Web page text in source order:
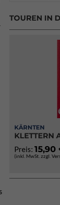
TOUREN IN
KÄRNTEN
KLETTERN
Preis: 15,90
(inkl. MwSt. zzgl.